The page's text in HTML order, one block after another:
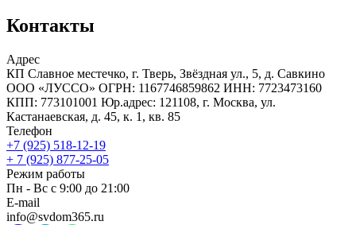
Контакты
Адрес
КП Славное местечко, г. Тверь, Звёздная ул., 5, д. Савкино
ООО «ЛУССО» ОГРН: 1167746859862 ИНН: 7723473160
КПП: 773101001 Юр.адрес: 121108, г. Москва, ул.
Кастанаевская, д. 45, к. 1, кв. 85
Телефон
+7 (925) 518-12-19
+ 7 (925) 877-25-05
Режим работы
Пн - Вс с 9:00 до 21:00
E-mail
info@svdom365.ru